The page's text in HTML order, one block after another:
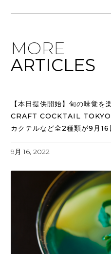
MORE
ARTICLES
【本日提供開始】旬の味覚を
CRAFT COCKTAIL TOKYO
カクテルなど全2種類が9月16
9月 16, 2022